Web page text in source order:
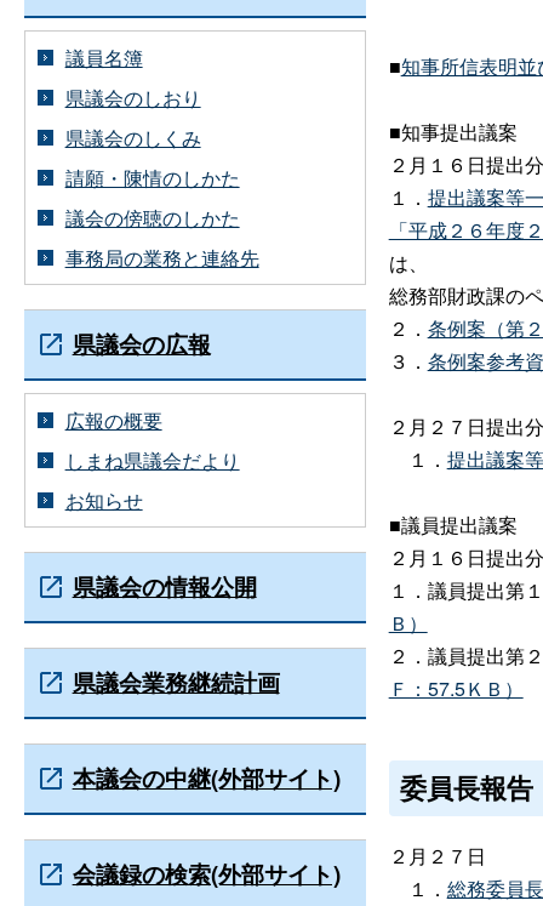
■知事所信表明
■知事提出議案
２月１６日提出分
１． 提出議案等
「平成２６年度
は、
総務部財政課の
２． 条例案（第
３． 条例案参考
２月２７日提出分
１． 提出議案
■議員提出議案
２月１６日提出分
１．議員提出第
Ｂ）
２．議員提出第
Ｆ：57.5ＫＢ）
委員長報告
２月２７日
１． 総務委員
議員名簿
県議会のしおり
県議会のしくみ
請願・陳情のしかた
議会の傍聴のしかた
事務局の業務と連絡先
県議会の広報
広報の概要
しまね県議会だより
お知らせ
県議会の情報公開
県議会業務継続計画
本議会の中継(外部サイト)
会議録の検索(外部サイト)